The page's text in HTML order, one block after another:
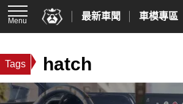
Menu 最新車聞 車模專區
Tags hatch